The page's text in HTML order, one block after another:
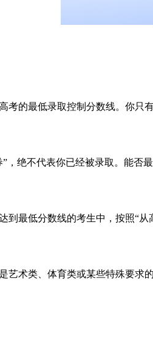
的最低录取控制分数线。你只
绝不代表你已经被录取。能否
最低分数线的考生中，按照“
类、体育类或某些特殊要求